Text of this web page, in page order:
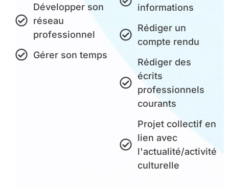
Développer son
réseau
professionnel
Gérer son temps
informations
Rédiger un
compte rendu
Rédiger des
écrits
professionnels
courants​
Projet collectif en
lien avec
l'actualité/activité
culturelle​